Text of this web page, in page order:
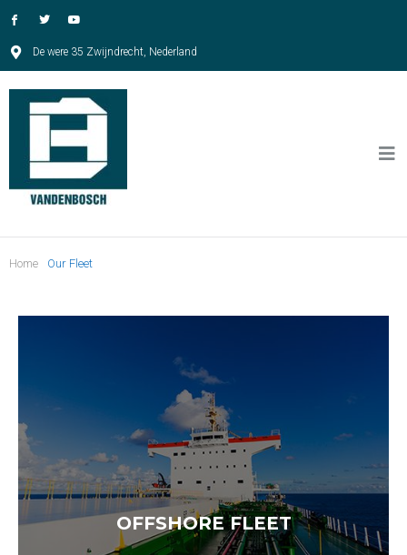
De were 35 Zwijndrecht, Nederland
Home Our Fleet
OFFSHORE FLEET